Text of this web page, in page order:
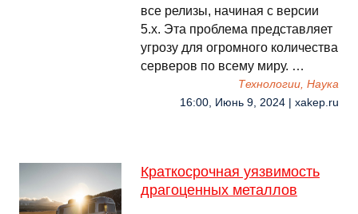
все релизы, начиная с версии
5.x. Эта проблема представляет
угрозу для огромного количества
серверов по всему миру. …
Технологии, Наука
16:00, Июнь 9, 2024 | xakep.ru
Краткосрочная уязвимость
драгоценных металлов